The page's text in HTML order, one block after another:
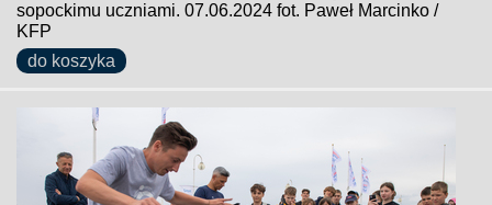
sopockimu uczniami. 07.06.2024 fot. Paweł Marcinko /
KFP
do koszyka